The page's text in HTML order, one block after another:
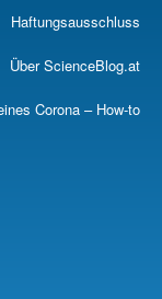
Haftungsausschluss
Über ScienceBlog.at
Corona – How-to